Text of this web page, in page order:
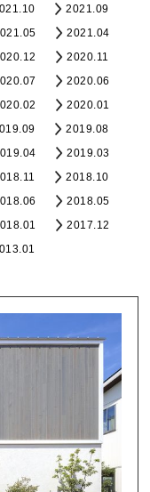
2021.09
2021.04
2020.11
2020.06
2020.01
2019.08
2019.03
2018.10
2018.05
2017.12